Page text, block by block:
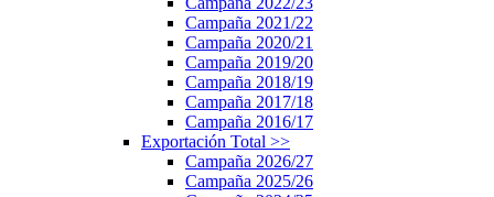
Campaña 2021/22
Campaña 2020/21
Campaña 2019/20
Campaña 2018/19
Campaña 2017/18
Campaña 2016/17
Exportación Total >>
Campaña 2026/27
Campaña 2025/26